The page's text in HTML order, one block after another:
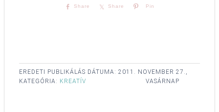
Share Share Pin
EREDETI PUBLIKÁLÁS DÁTUMA: 2011. NOVEMBER 27.,
VASÁRNAP
KATEGÓRIA: KREATÍV